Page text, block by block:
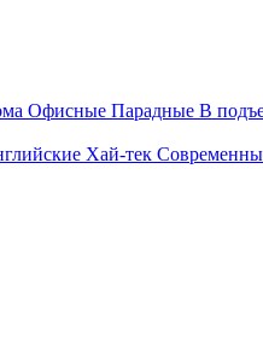
Офисные Парадные В
Хай-тек